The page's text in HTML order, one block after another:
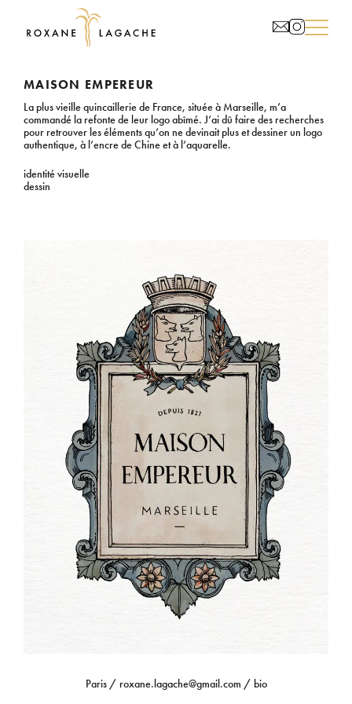
MAISON EMPEREUR
La plus vieille quincaillerie de France, située à Marseille, m’a
commandé la refonte de leur logo abîmé. J’ai dû faire des recherches
pour retrouver les éléments qu’on ne devinait plus et dessiner un logo
authentique, à l’encre de Chine et à l’aquarelle.
identité visuelle
dessin
Paris / roxane.lagache@gmail.com / bio